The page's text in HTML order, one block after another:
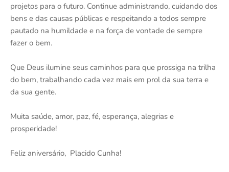
projetos para o futuro. Continue administrando, cuidando dos
bens e das causas públicas e respeitando a todos sempre
pautado na humildade e na força de vontade de sempre
fazer o bem.
Que Deus ilumine seus caminhos para que prossiga na trilha
do bem, trabalhando cada vez mais em prol da sua terra e
da sua gente.
Muita saúde, amor, paz, fé, esperança, alegrias e
prosperidade!
Feliz aniversário, Placido Cunha!